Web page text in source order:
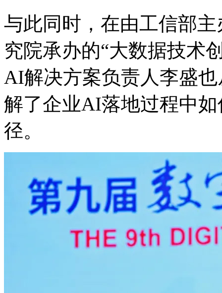
与此同时，在由工信部
究院承办的“大数据技术创
AI解决方案负责人李盛也
解了企业AI落地过程中
径。